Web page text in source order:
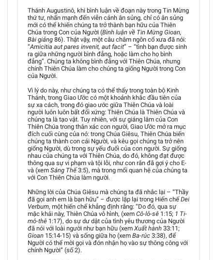
Thánh Augustinô, khi bình luận về đoạn này trong Tin Mừng
thứ tư, nhấn mạnh đến viễn cảnh ân sủng, chỉ có ân sủng
mới có thể khiến chúng ta trở thành bạn hữu của Thiên
Chúa trong Con của Người (Bình luận về Tin Mừng Gioan,
Bài giảng 86). Thật vậy, một câu châm ngôn cổ xưa đã nói:
“Amicitia aut pares invenit, aut facit” – “tình bạn được sinh
ra giữa những người bình đẳng, hoặc làm cho họ bình
đẳng”. Chúng ta không bình đẳng với Thiên Chúa, nhưng
chính Thiên Chúa làm cho chúng ta giống Người trong Con
của Người.
Vì lý do này, như chúng ta có thể thấy trong toàn bộ Kinh
Thánh, trong Giao Ước có một khoảnh khắc đầu tiên của
sự xa cách, trong đó giao ước giữa Thiên Chúa và loài
người luôn luôn bất đối xứng: Thiên Chúa là Thiên Chúa và
chúng ta là tạo vật. Tuy nhiên, với sự giáng lâm của Con
Thiên Chúa trong thân xác con người, Giao Ước mở ra mục
đích cuối cùng của nó: trong Chúa Giêsu, Thiên Chúa biến
chúng ta thành con cái Người, và kêu gọi chúng ta trở nên
giống Người, dù trong sự yếu đuối của con người. Sự giống
nhau của chúng ta với Thiên Chúa, do đó, không đạt được
thông qua sự vi phạm và tội lỗi, như con rắn đã gợi ý cho E-
và (xem Sáng Thế3:5), mà trong mối quan hệ của chúng ta
với Con Thiên Chúa làm người.
Những lời của Chúa Giêsu mà chúng ta đã nhắc lại – “Thầy
đã gọi anh em là bạn hữu” – được lặp lại trong Hiến chếDei
Verbum, một hiến chế khẳng định rằng: “Do đó, qua sự
mặc khải này, Thiên Chúa vô hình, (xem Cô-lô-sê 1:15; 1 Ti-
mô-thê 1:17), do sự dư dật của tình yêu thương của Người
đã nói với loài người như bạn hữu (xem Xuất hành 33:11;
Gioan 15:14-15) và sống giữa họ (xem Ba-rúc 3:38), để
Người có thể mời gọi và đón nhận họ vào sự thông công với
chính Người” (số 2).